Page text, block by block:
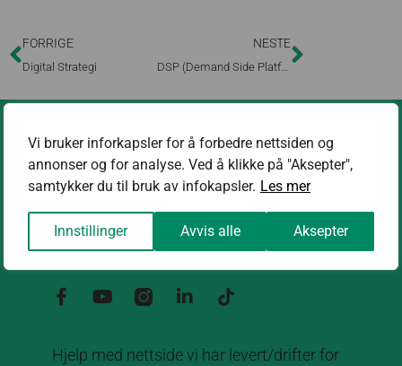
Vi bruker inforkapsler for å forbedre nettsiden og
annonser og for analyse. Ved å klikke på "Aksepter",
samtykker du til bruk av infokapsler. Les mer
Innstillinger Avvis alle Aksepter
FORRIGE
Digital Strategi
NESTE
DSP (Demand Side Platform)
Kontakt oss
kontakt@nettrakett.no
Hjelp med nettside vi har levert/drifter for